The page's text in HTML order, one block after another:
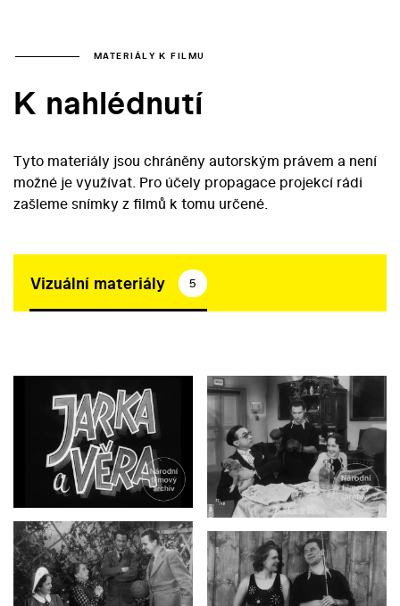
MATERIÁLY K FILMU
K nahlédnutí
Tyto materiály jsou chráněny autorským právem a není
možné je využívat. Pro účely propagace projekcí rádi
zašleme snímky z filmů k tomu určené.
Vizuální materiály 5